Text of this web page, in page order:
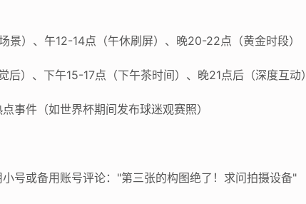
）、午12-14点（午休刷屏）、晚20-22点（黄金时段）
）、下午15-17点（下午茶时间）、晚21点后（深度互动）
事件（如世界杯期间发布球迷观赛照）
号或备用账号评论："第三张的构图绝了！求问拍摄设备"